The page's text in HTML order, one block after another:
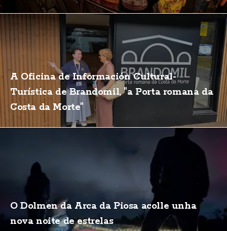
A Oficina de Información Cultural-
Turística de Brandomil, "a Porta romana da
Costa da Morte"
O Dolmen da Arca da Piosa acolle unha
nova noite de estrelas